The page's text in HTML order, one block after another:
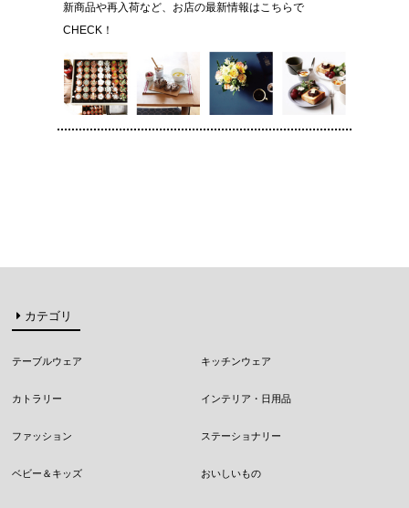
新商品や再入荷など、お店の最新情報はこちらで
CHECK！
カテゴリ
テーブルウェア キッチンウェア
カトラリー インテリア・日用品
ファッション ステーショナリー
ベビー＆キッズ おいしいもの